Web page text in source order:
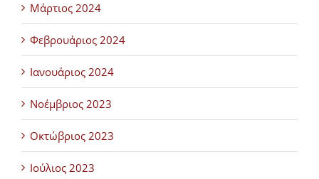
Μάρτιος 2024
Φεβρουάριος 2024
Ιανουάριος 2024
Νοέμβριος 2023
Οκτώβριος 2023
Ιούλιος 2023